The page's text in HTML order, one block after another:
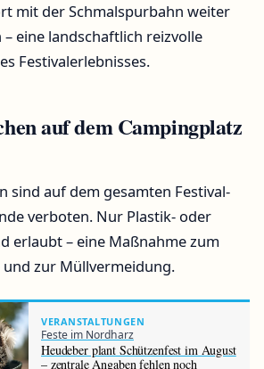
mit der Schmalspurbahn weiter
eine landschaftlich reizvolle
Festivalerlebnisses.
auf dem Campingplatz
sind auf dem gesamten Festival-
verboten. Nur Plastik- oder
erlaubt – eine Maßnahme zum
und zur Müllvermeidung.
VERANSTALTUNGEN
Feste im Nordharz
Heudeber plant Schützenfest im August
– zentrale Angaben fehlen noch